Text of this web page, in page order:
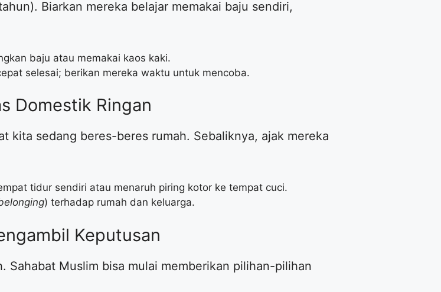
Biarkan mereka belajar memakai baju sendiri,
baju atau memakai kaos kaki.
selesai; berikan mereka waktu untuk mencoba.
Domestik Ringan
kita sedang beres-beres rumah. Sebaliknya, ajak mereka
tidur sendiri atau menaruh piring kotor ke tempat cuci.
) terhadap rumah dan keluarga.
Keputusan
Sahabat Muslim bisa mulai memberikan pilihan-pilihan